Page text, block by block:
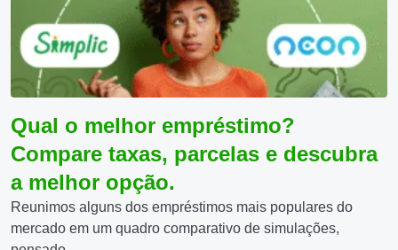
Qual o melhor empréstimo?
Compare taxas, parcelas e descubra
a melhor opção.
Reunimos alguns dos empréstimos mais populares do
mercado em um quadro comparativo de simulações,